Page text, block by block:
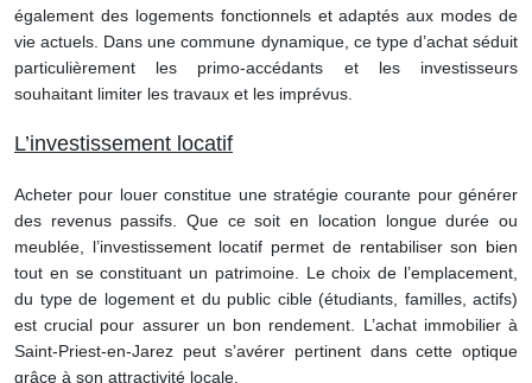
également des logements fonctionnels et adaptés aux modes de
vie actuels. Dans une commune dynamique, ce type d’achat séduit
particulièrement les primo-accédants et les investisseurs
souhaitant limiter les travaux et les imprévus.
L’investissement locatif
Acheter pour louer constitue une stratégie courante pour générer
des revenus passifs. Que ce soit en location longue durée ou
meublée, l’investissement locatif permet de rentabiliser son bien
tout en se constituant un patrimoine. Le choix de l’emplacement,
du type de logement et du public cible (étudiants, familles, actifs)
est crucial pour assurer un bon rendement. L’achat immobilier à
Saint-Priest-en-Jarez peut s’avérer pertinent dans cette optique
grâce à son attractivité locale.